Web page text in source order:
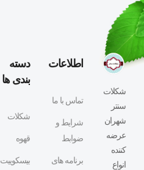
شکلات
سنتر
شهران
عرضه
کننده
انواع
اطلاعات
تماس با ما
شرایط و
ضوابط
برنامه های
دسته
بندی ها
شکلات
قهوه
بیسکوییت